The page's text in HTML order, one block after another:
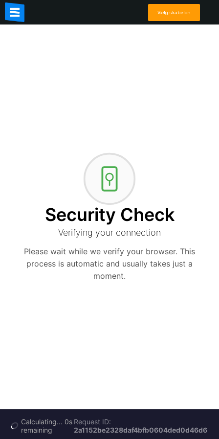
Vælg skabelon